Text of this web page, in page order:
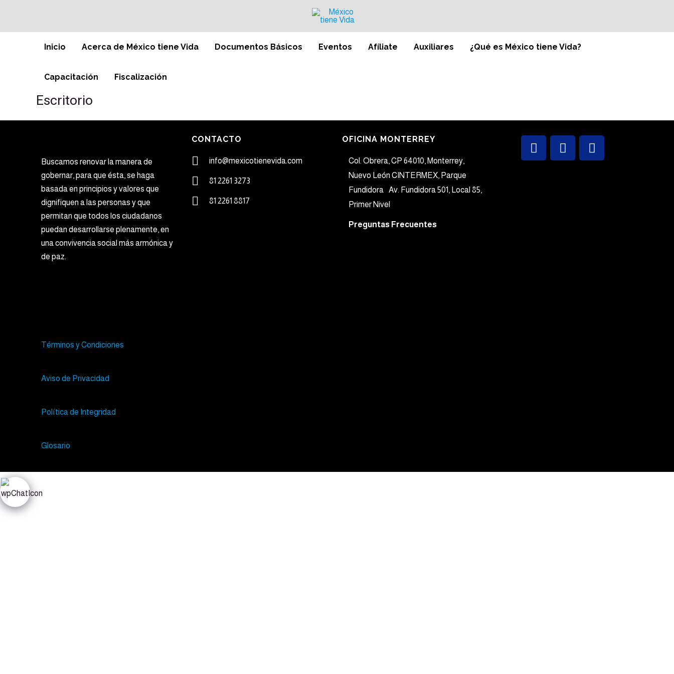
Inicio Acerca de México tiene Vida Documentos Básicos Eventos Afíliate Auxiliares ¿Qué es México tiene Vida?
Capacitación Fiscalización
Escritorio
Buscamos renovar la manera de
gobernar, para que ésta, se haga
basada en principios y valores que
dignifiquen a las personas y que
permitan que todos los ciudadanos
puedan desarrollarse plenamente, en
una convivencia social más armónica y
de paz.
Términos y Condiciones
Aviso de Privacidad
Política de Integridad
Glosario
CONTACTO
info@mexicotienevida.com
81 2261 3273​
81 2261 8817​
OFICINA MONTERREY
Col. Obrera, CP 64010, Monterrey,
Nuevo León CINTERMEX, Parque
Fundidora Av. Fundidora 501, Local 85,
Primer Nivel
Preguntas Frecuentes
Sign In